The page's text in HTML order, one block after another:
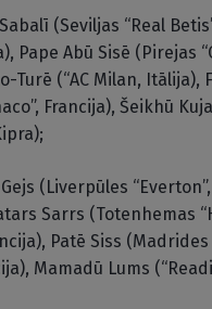
(Seviljas “Real
Pape Abū Sisē (Pirejas
Turē (“AC Milan,
Francija), Šeikhū
(Liverpūles
Sarrs (Totenhemas
Patē Siss
Mamadū Lums